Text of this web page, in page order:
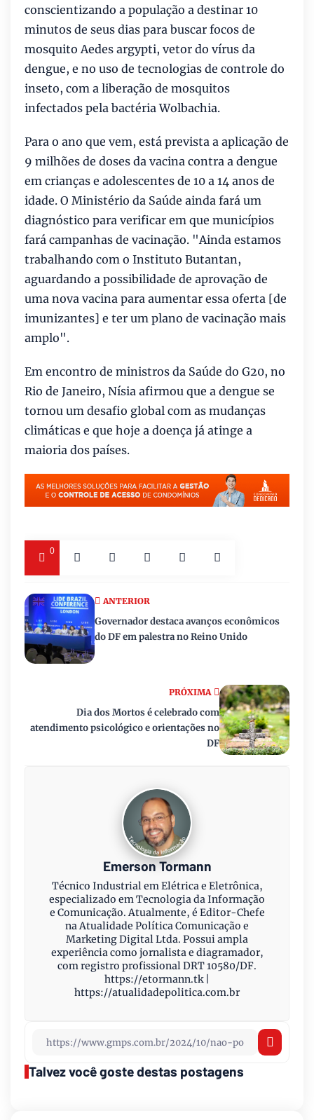
conscientizando a população a destinar 10
minutos de seus dias para buscar focos de
mosquito Aedes argypti, vetor do vírus da
dengue, e no uso de tecnologias de controle do
inseto, com a liberação de mosquitos
infectados pela bactéria Wolbachia.
Para o ano que vem, está prevista a aplicação de
9 milhões de doses da vacina contra a dengue
em crianças e adolescentes de 10 a 14 anos de
idade. O Ministério da Saúde ainda fará um
diagnóstico para verificar em que municípios
fará campanhas de vacinação. "Ainda estamos
trabalhando com o Instituto Butantan,
aguardando a possibilidade de aprovação de
uma nova vacina para aumentar essa oferta [de
imunizantes] e ter um plano de vacinação mais
amplo".
Em encontro de ministros da Saúde do G20, no
Rio de Janeiro, Nísia afirmou que a dengue se
tornou um desafio global com as mudanças
climáticas e que hoje a doença já atinge a
maioria dos países.
0
PRÓXIMA
Dia dos Mortos é celebrado com
atendimento psicológico e orientações no
DF
ANTERIOR
Governador destaca avanços econômicos
do DF em palestra no Reino Unido
Emerson Tormann
Técnico Industrial em Elétrica e Eletrônica,
especializado em Tecnologia da Informação
e Comunicação. Atualmente, é Editor-Chefe
na Atualidade Política Comunicação e
Marketing Digital Ltda. Possui ampla
experiência como jornalista e diagramador,
com registro profissional DRT 10580/DF.
https://etormann.tk |
https://atualidadepolitica.com.br
Talvez você goste destas postagens